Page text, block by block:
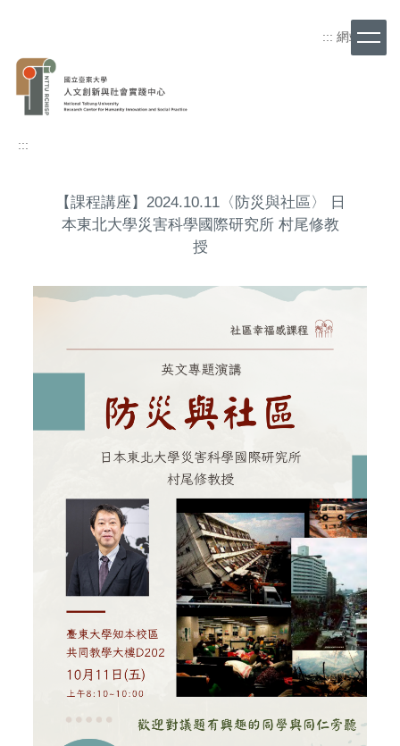
::: 網站導覽
:::
【課程講座】2024.10.11〈防災與社區〉 日
本東北大學災害科學國際研究所 村尾修教
授